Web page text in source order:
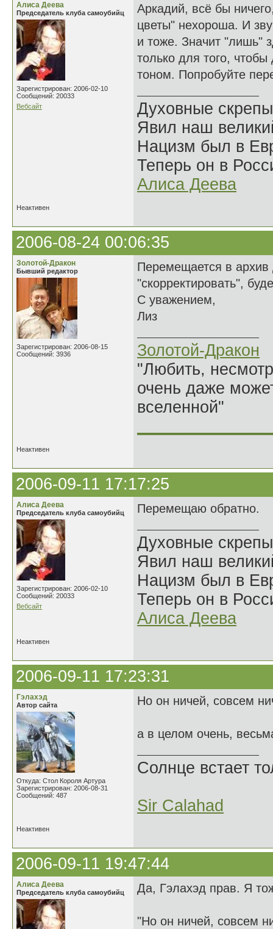
Алиса Деева
Председатель клуба самоубийц
Зарегистрирован: 2006-02-10
Сообщений: 20033
Вебсайт
Аркадий, всё бы
цветы" нехороша. И
и тоже. Значит "лишь"
только для того, чтобы
тоном. Попробуйте
Духовные
Явил наш
Нацизм был в
Теперь он в
Алиса Деева
Неактивен
2006-08-24 00:06:35
Золотой-Дракон
Бывший редактор
Зарегистрирован: 2006-08-15
Сообщений: 3936
Перемещается в
"скорректировать",
С уважением,
Лиз
Золотой-Дракон
"Любить,
очень даже
вселенной"
Неактивен
2006-09-11 17:17:25
Алиса Деева
Председатель клуба самоубийц
Зарегистрирован: 2006-02-10
Сообщений: 20033
Вебсайт
Перемещаю обратно.
Духовные
Явил наш
Нацизм был в
Теперь он в
Алиса Деева
Неактивен
2006-09-11 17:23:31
Гэлахэд
Автор сайта
Откуда: Стол Короля Артура
Зарегистрирован: 2006-08-31
Сообщений: 487
Но он ничей, совсем
а в целом очень,
Солнце встает
Sir Calahad
Неактивен
2006-09-11 19:47:44
Алиса Деева
Председатель клуба самоубийц Да, Гэлахэд прав. Я
"Но он ничей, совсем